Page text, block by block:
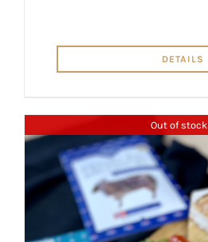
DETAILS
Out of stock